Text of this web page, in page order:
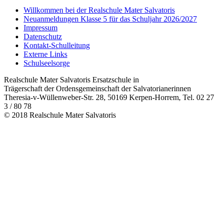
Willkommen bei der Realschule Mater Salvatoris
Neuanmeldungen Klasse 5 für das Schuljahr 2026/2027
Impressum
Datenschutz
Kontakt-Schulleitung
Externe Links
Schulseelsorge
Realschule Mater Salvatoris Ersatzschule in
Trägerschaft der Ordensgemeinschaft der Salvatorianerinnen
Theresia-v-Wüllenweber-Str. 28, 50169 Kerpen-Horrem, Tel. 02 27
3 / 80 78
© 2018 Realschule Mater Salvatoris